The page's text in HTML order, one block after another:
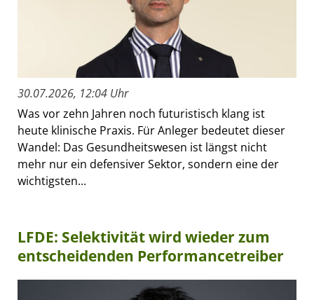
30.07.2026, 12:04 Uhr
Was vor zehn Jahren noch futuristisch klang ist
heute klinische Praxis. Für Anleger bedeutet dieser
Wandel: Das Gesundheitswesen ist längst nicht
mehr nur ein defensiver Sektor, sondern eine der
wichtigsten...
LFDE: Selektivität wird wieder zum
entscheidenden Performancetreiber